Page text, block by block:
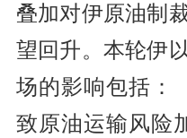
叠加对伊原油制
望回升。本轮伊
场的影响包括：
致原油运输风险